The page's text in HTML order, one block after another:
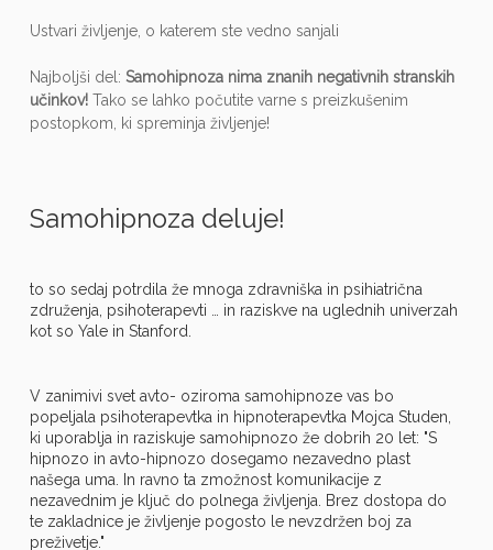
Ustvari življenje, o katerem ste vedno sanjali
Najboljši del: Samohipnoza nima znanih negativnih stranskih
učinkov!Tako se lahko počutite varne s preizkušenim
postopkom, ki spreminja življenje!
Samohipnoza deluje!
to so sedaj potrdila že mnoga zdravniška in psihiatrična
združenja, psihoterapevti … in raziskve na uglednih univerzah
kot so Yale in Stanford.
V zanimivi svet avto- oziroma samohipnoze vas bo
popeljala psihoterapevtka in hipnoterapevtka Mojca Studen,
ki uporablja in raziskuje samohipnozo že dobrih 20 let: "S
hipnozo in avto-hipnozo dosegamo nezavedno plast
našega uma. In ravno ta zmožnost komunikacije z
nezavednim je ključ do polnega življenja. Brez dostopa do
te zakladnice je življenje pogosto le nevzdržen boj za
preživetje."